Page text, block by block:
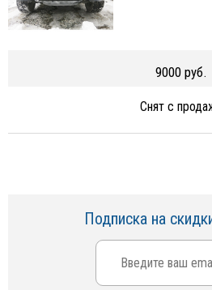
9000 руб.
Снят с
Подписка на